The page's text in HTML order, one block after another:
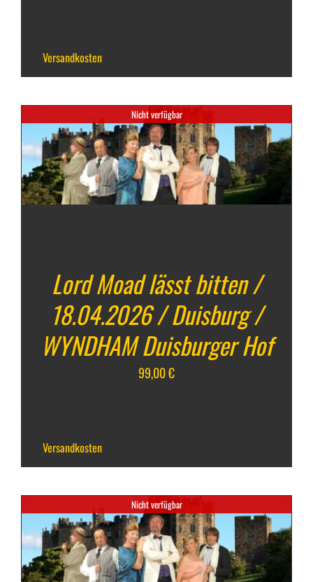
Versandkosten
Nicht verfügbar
Lord Moad lässt bitten /
18.04.2026 / Duisburg /
WYNDHAM Duisburger Hof
99,00€
Versandkosten
Nicht verfügbar